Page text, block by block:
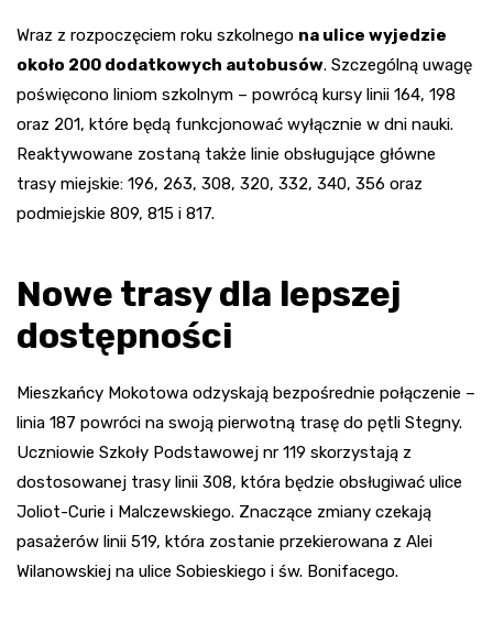
Wraz z rozpoczęciem roku szkolnego na ulice wyjedzie
około 200 dodatkowych autobusów. Szczególną uwagę
poświęcono liniom szkolnym – powrócą kursy linii 164, 198
oraz 201, które będą funkcjonować wyłącznie w dni nauki.
Reaktywowane zostaną także linie obsługujące główne
trasy miejskie: 196, 263, 308, 320, 332, 340, 356 oraz
podmiejskie 809, 815 i 817.
Nowe trasy dla lepszej
dostępności
Mieszkańcy Mokotowa odzyskają bezpośrednie połączenie –
linia 187 powróci na swoją pierwotną trasę do pętli Stegny.
Uczniowie Szkoły Podstawowej nr 119 skorzystają z
dostosowanej trasy linii 308, która będzie obsługiwać ulice
Joliot-Curie i Malczewskiego. Znaczące zmiany czekają
pasażerów linii 519, która zostanie przekierowana z Alei
Wilanowskiej na ulice Sobieskiego i św. Bonifacego.